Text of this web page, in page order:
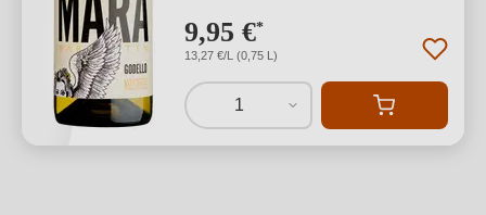
9,95 €*
13,27 €/L (0,75 L)
1